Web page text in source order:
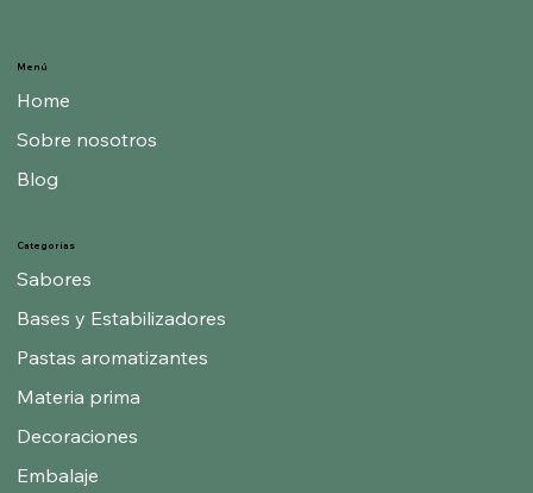
Categorías
Sabores
Bases y Estabilizadores
Pastas aromatizantes
Materia prima
Decoraciones
Menú
Home
Sobre nosotros